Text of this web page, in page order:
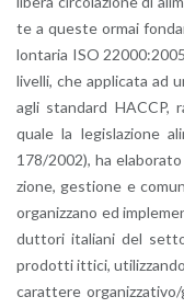
te a que­ste ormai
lon­ta­ria ISO
li­vel­li, che ap­pli­ca­ta ad
agli stan­dard HACCP,
quale la le­gi­sla­zio­ne
178/2002), ha
zio­ne, ge­stio­ne e
or­ga­niz­za­no ed
dut­to­ri ita­lia­ni del
pro­dot­ti it­ti­ci,
ca­rat­te­re